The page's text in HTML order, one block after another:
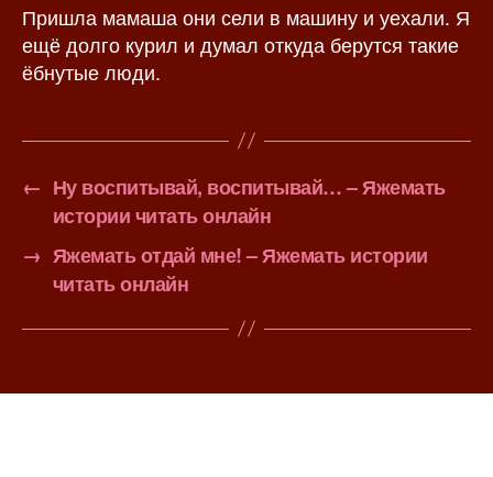
Пришла мамаша они сели в машину и уехали. Я
ещё долго курил и думал откуда берутся такие
ёбнутые люди.
← Ну воспитывай, воспитывай… – Яжемать
истории читать онлайн
→ Яжемать отдай мне! – Яжемать истории
читать онлайн